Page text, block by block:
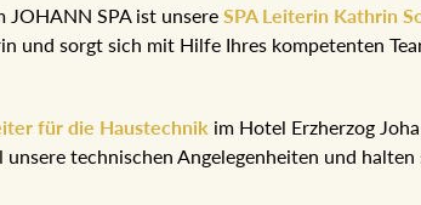
JOHANN SPA ist unsere SPA Leiterin Kathrin
und sorgt sich mit Hilfe Ihres kompetenten
für die Haustechnik im Hotel Erzherzog
technischen Angelegenheiten und